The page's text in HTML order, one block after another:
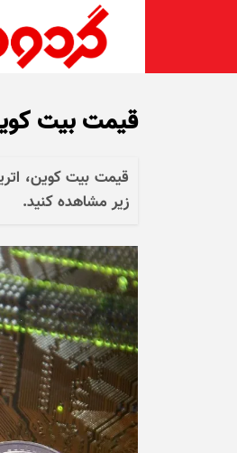
قیمت بیت کوین و
زیر مشاهده کنید.